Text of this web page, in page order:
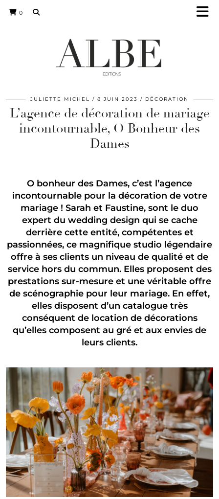
0
JULIETTE MICHEL 8 JUIN 2023 DÉCORATION
L’agence de décoration de mariage
incontournable, O Bonheur des
Dames
O bonheur des Dames, c’est l’agence
incontournable pour la décoration de votre
mariage ! Sarah et Faustine, sont le duo
expert du wedding design qui se cache
derrière cette entité, compétentes et
passionnées, ce magnifique studio légendaire
offre à ses clients un niveau de qualité et de
service hors du commun. Elles proposent des
prestations sur-mesure et une véritable offre
de scénographie pour leur mariage. En effet,
elles disposent d’un catalogue très
conséquent de location de décorations
qu’elles composent au gré et aux envies de
leurs clients.